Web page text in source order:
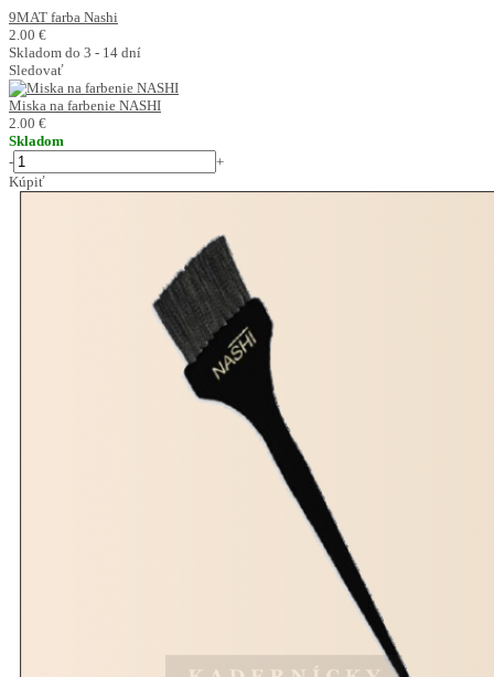
9MAT farba Nashi
2.00 €
Skladom do 3 - 14 dní
Sledovať
Miska na farbenie NASHI
2.00 €
Skladom
-
+
Kúpiť